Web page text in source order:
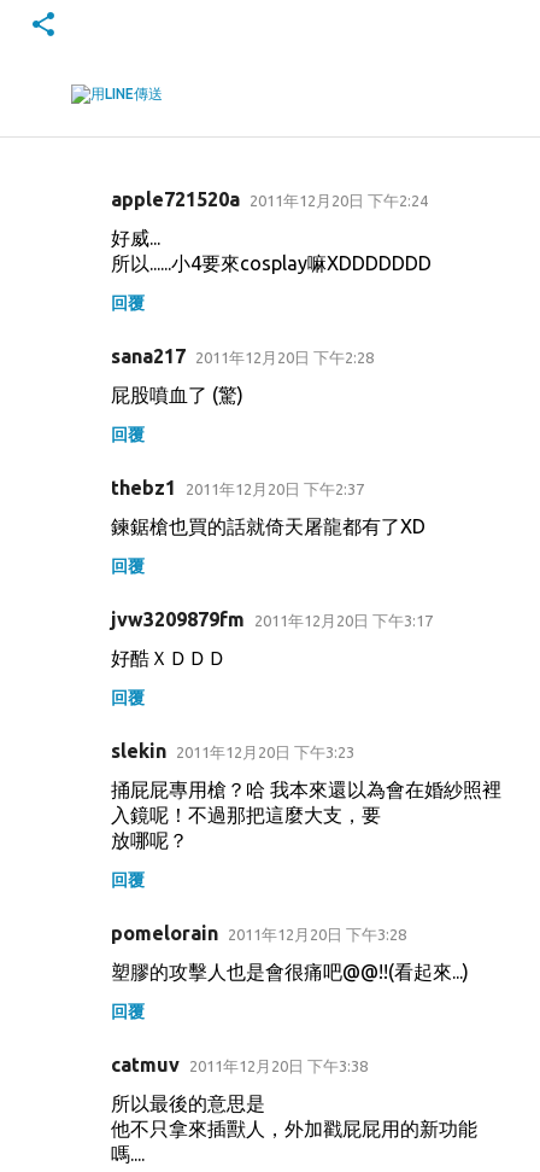
apple721520a 2011年12月20日 下午2:24
好威...
所以......小4要來cosplay嘛XDDDDDDD
回覆
sana217 2011年12月20日 下午2:28
屁股噴血了 (驚)
回覆
thebz1 2011年12月20日 下午2:37
鍊鋸槍也買的話就倚天屠龍都有了XD
回覆
jvw3209879fm 2011年12月20日 下午3:17
好酷ＸＤＤＤ
回覆
slekin 2011年12月20日 下午3:23
捅屁屁專用槍？哈 我本來還以為會在婚紗照裡
入鏡呢！不過那把這麼大支，要
放哪呢？
回覆
pomelorain 2011年12月20日 下午3:28
塑膠的攻擊人也是會很痛吧@@!!(看起來...)
回覆
catmuv 2011年12月20日 下午3:38
所以最後的意思是
他不只拿來插獸人，外加戳屁屁用的新功能
嗎....